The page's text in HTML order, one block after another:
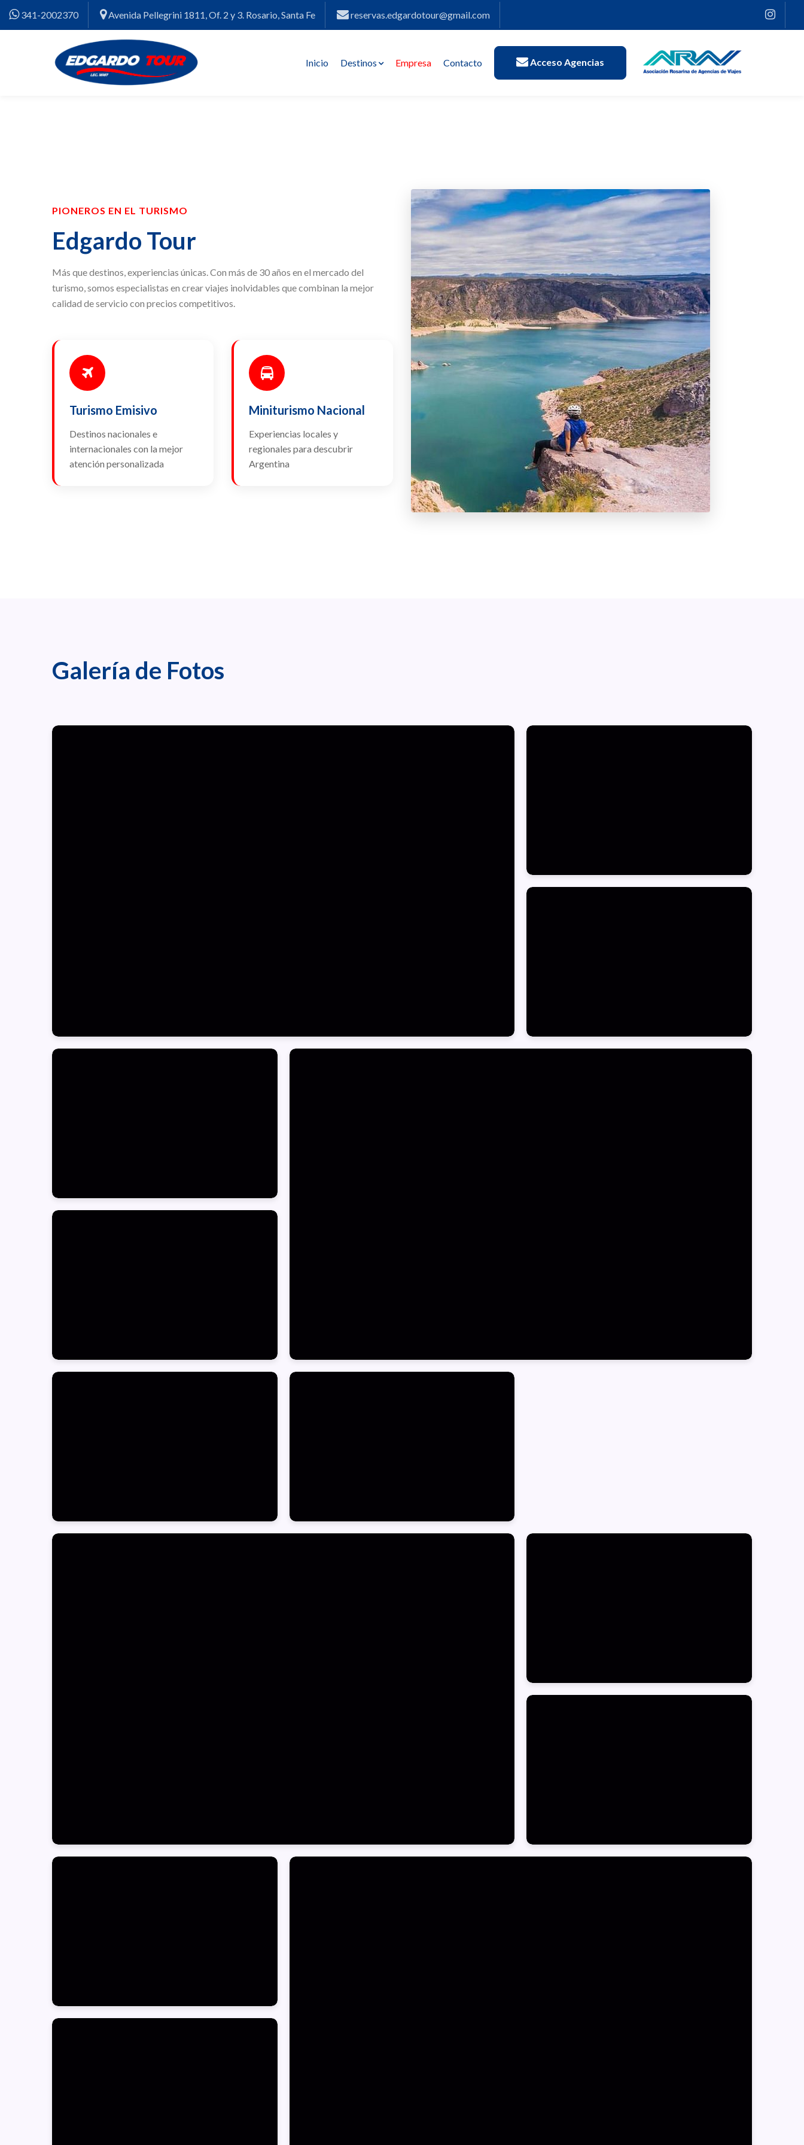
341-2002370 Avenida Pellegrini 1811, Of. 2 y 3. Rosario, Santa Fe reservas.edgardotour@gmail.com
Inicio(current)
Destinos Empresa Contacto Acceso Agencias
PIONEROS EN EL TURISMO
Edgardo Tour
Más que destinos, experiencias únicas. Con más de 30 años en el mercado del
turismo, somos especialistas en crear viajes inolvidables que combinan la mejor
calidad de servicio con precios competitivos.
Turismo Emisivo
Destinos nacionales e
internacionales con la mejor
atención personalizada
Miniturismo Nacional
Experiencias locales y
regionales para descubrir
Argentina
Galería de Fotos